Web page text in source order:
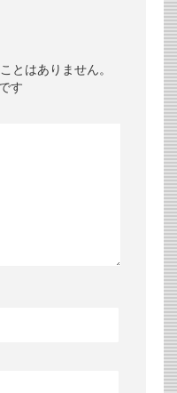
とはありません。
す